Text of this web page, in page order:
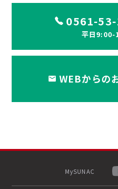
0561-
平日9:00-
WEBからの
MySUNAC